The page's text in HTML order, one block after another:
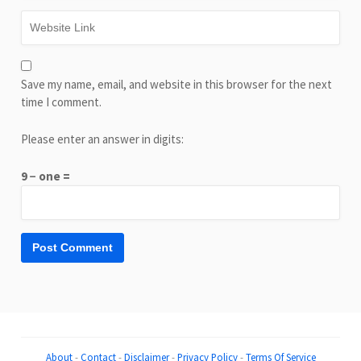
Save my name, email, and website in this browser for the next
time I comment.
Please enter an answer in digits:
9 − one =
About-Contact-Disclaimer-Privacy Policy-Terms Of Service